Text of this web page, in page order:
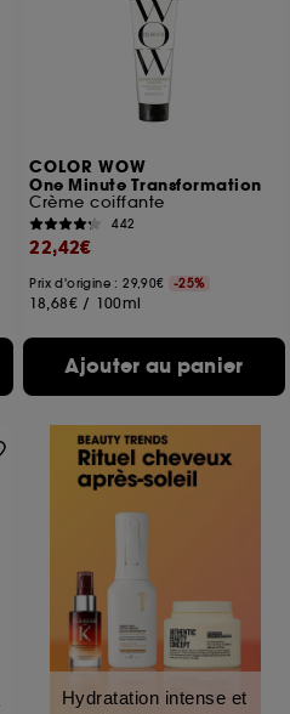
COLOR WOW
One Minute Transformation
Crème coiffante
442
22,42€
Prix d'origine : 29,90€ -25%
18,68€ / 100ml
Ajouter au panier
Hydratation intense et